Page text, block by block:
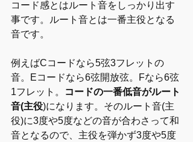
コード感とはルート音をしっかり出す
事です。ルート音とは一番主役となる
音です。
例えばCコードなら5弦3フレットの
音。Eコードなら6弦開放弦。Fなら6弦
1フレット。
コードの一番低音がルート
音(主役)になります。そのルート音(主
役)に3度や5度などの音が合わさって和
音となるので、主役を弾かず3度や5度